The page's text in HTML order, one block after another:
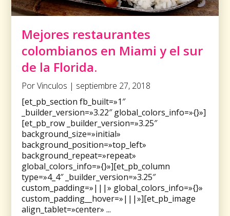
Mejores restaurantes
colombianos en Miami y el sur
de la Florida.
Por Vinculos | septiembre 27, 2018
[et_pb_section fb_built=»1″
_builder_version=»3.22″ global_colors_info=»{}»]
[et_pb_row _builder_version=»3.25″
background_size=»initial»
background_position=»top_left»
background_repeat=»repeat»
global_colors_info=»{}»][et_pb_column
type=»4_4″ _builder_version=»3.25″
custom_padding=»|||» global_colors_info=»{}»
custom_padding__hover=»|||»][et_pb_image
align_tablet=»center» ...